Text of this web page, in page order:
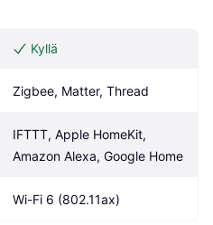
Kyllä
Zigbee, Matter, Thread
IFTTT, Apple HomeKit,
Amazon Alexa, Google Home
Wi-Fi 6 (802.11ax)